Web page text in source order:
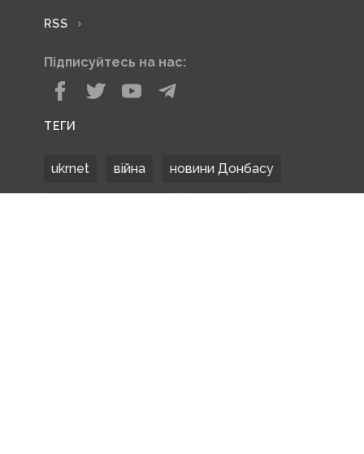
RSS
Підписуйтесь на нас:
ТЕГИ
ukrnet війна новини Донбасу